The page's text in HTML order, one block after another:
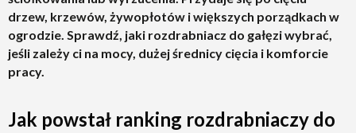
drzew, krzewów, żywopłotów i większych porządkach w
ogrodzie. Sprawdź, jaki rozdrabniacz do gałęzi wybrać,
jeśli zależy ci na mocy, dużej średnicy cięcia i komforcie
pracy.
Jak powstał ranking rozdrabniaczy do
Bosch AXT Rapid 2000 0600853502
– kompaktowy, lekki, idealny do
świeżych pędów
Ocena:
9.5 / 10
RECENZJA